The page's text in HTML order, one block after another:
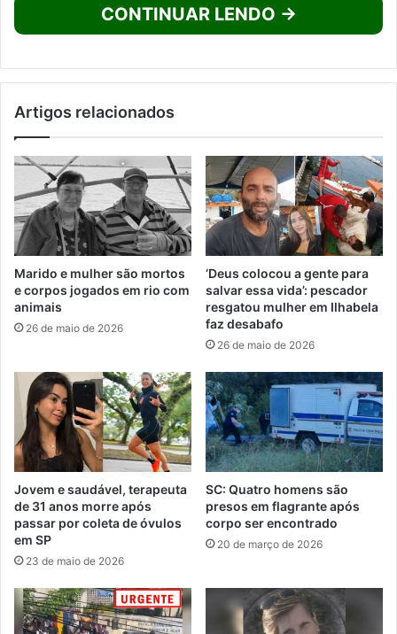
CONTINUAR LENDO →
Artigos relacionados
Marido e mulher são mortos
e corpos jogados em rio com
animais
26 de maio de 2026
‘Deus colocou a gente para
salvar essa vida’: pescador
resgatou mulher em Ilhabela
faz desabafo
26 de maio de 2026
Jovem e saudável, terapeuta
de 31 anos morre após
passar por coleta de óvulos
em SP
23 de maio de 2026
SC: Quatro homens são
presos em flagrante após
corpo ser encontrado
20 de março de 2026